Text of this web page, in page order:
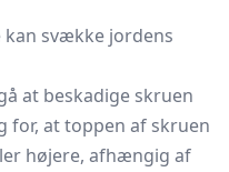
kan svække jordens
at beskadige skruen
for, at toppen af skruen
højere, afhængig af